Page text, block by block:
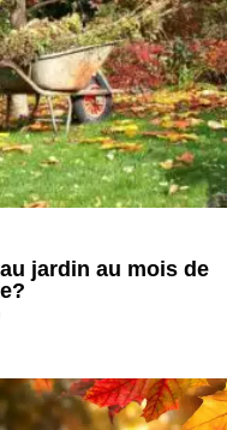
jardin au mois de